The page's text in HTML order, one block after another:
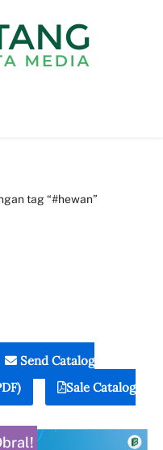
tag “#hewan”
Send Catalog
Sale Catalog